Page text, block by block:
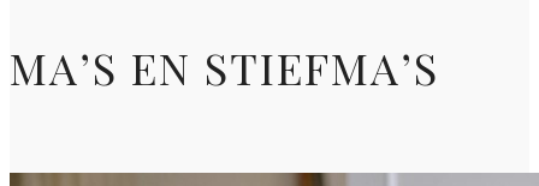
MA’S EN STIEFMA’S